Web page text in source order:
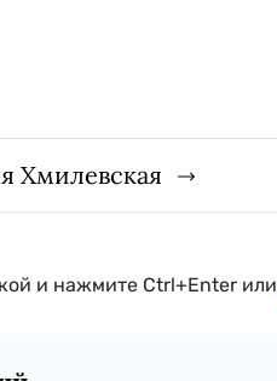
Хмилевская
и нажмите Ctrl+Enter или